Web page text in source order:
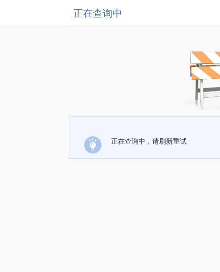
正在查询中
正在查询中，请刷新重试